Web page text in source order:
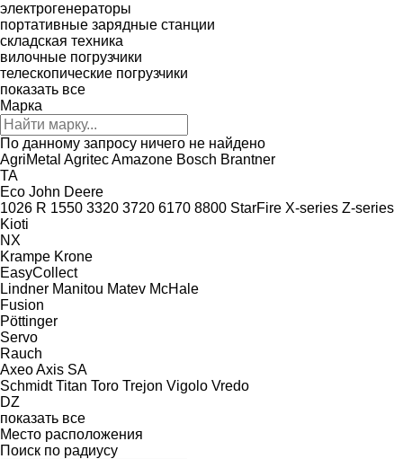
электрогенераторы
портативные зарядные станции
складская техника
вилочные погрузчики
телескопические погрузчики
показать все
Марка
По данному запросу ничего не найдено
AgriMetal AgritecAmazone Bosch Brantner
TA
Eco John Deere
1026 R 1550 3320 3720 6170 8800 StarFire X-series Z-series
Kioti
NX
Krampe Krone
EasyCollect
Lindner Manitou Matev McHale
Fusion
Pöttinger
Servo
Rauch
AxeoAxis SA
Schmidt Titan Toro Trejon Vigolo Vredo
DZ
показать все
Место расположения
Поиск по радиусу